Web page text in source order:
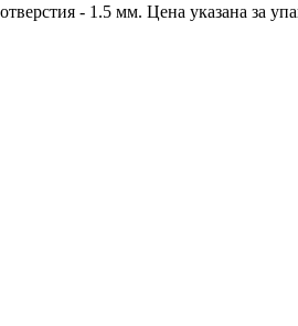
- 1.5 мм. Цена указана за